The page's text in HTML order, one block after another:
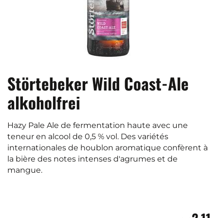
Störtebeker Wild Coast-Ale
alkoholfrei
Hazy Pale Ale de fermentation haute avec une
teneur en alcool de 0,5 % vol. Des variétés
internationales de houblon aromatique confèrent à
la bière des notes intenses d'agrumes et de
mangue.